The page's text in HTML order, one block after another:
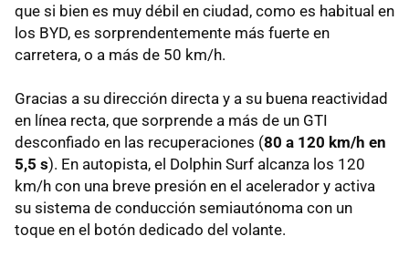
que si bien es muy débil en ciudad, como es habitual en
los BYD, es sorprendentemente más fuerte en
carretera, o a más de 50 km/h.
Gracias a su dirección directa y a su buena reactividad
en línea recta, que sorprende a más de un GTI
desconfiado en las recuperaciones (80 a 120 km/h en
5,5 s). En autopista, el Dolphin Surf alcanza los 120
km/h con una breve presión en el acelerador y activa
su sistema de conducción semiautónoma con un
toque en el botón dedicado del volante.